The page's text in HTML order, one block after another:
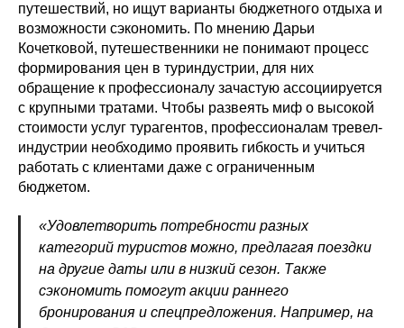
путешествий, но ищут варианты бюджетного отдыха и
возможности сэкономить. По мнению Дарьи
Кочетковой, путешественники не понимают процесс
формирования цен в туриндустрии, для них
обращение к профессионалу зачастую ассоциируется
с крупными тратами. Чтобы развеять миф о высокой
стоимости услуг турагентов, профессионалам тревел-
индустрии необходимо проявить гибкость и учиться
работать с клиентами даже с ограниченным
бюджетом.
«Удовлетворить потребности разных
категорий туристов можно, предлагая поездки
на другие даты или в низкий сезон. Также
сэкономить помогут акции раннего
бронирования и спецпредложения. Например, на